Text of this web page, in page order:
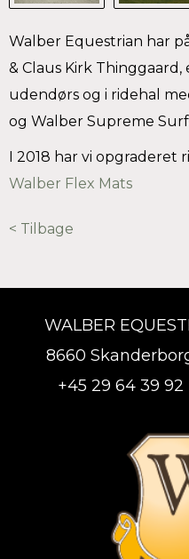
Walber Equestrian har
& Claus Kirk
udendørs og i ridehal
og Walber Supreme
I 2018 har vi
Walber Flex Mats
< Tilbage
WALBER
8660
+45 29 64 39 92